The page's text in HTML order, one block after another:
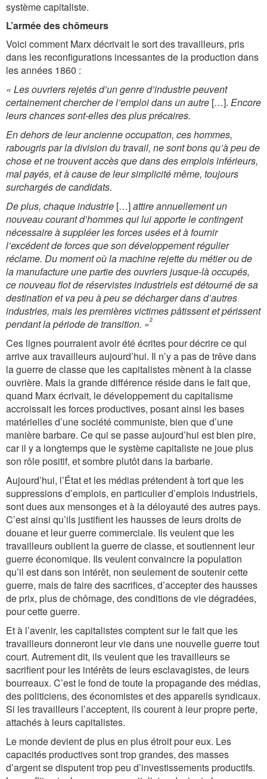
système capitaliste.
L’armée des chômeurs
Voici comment Marx décrivait le sort des travailleurs, pris
dans les reconfigurations incessantes de la production dans
les années 1860 :
« Les ouvriers rejetés d’un genre d’industrie peuvent
certainement chercher de l’emploi dans un autre […]. Encore
leurs chances sont-elles des plus précaires.
En dehors de leur ancienne occupation, ces hommes,
rabougris par la division du travail, ne sont bons qu’à peu de
chose et ne trouvent accès que dans des emplois inférieurs,
mal payés, et à cause de leur simplicité même, toujours
surchargés de candidats.
De plus, chaque industrie […]attire annuellement un
nouveau courant d’hommes qui lui apporte le contingent
nécessaire à suppléer les forces usées et à fournir
l’excédent de forces que son développement régulier
réclame. Du moment où la machine rejette du métier ou de
la manufacture une partie des ouvriers jusque-là occupés,
ce nouveau flot de réservistes industriels est détourné de sa
destination et va peu à peu se décharger dans d’autres
industries, mais les premières victimes pâtissent et périssent
pendant la période de transition. »2
Ces lignes pourraient avoir été écrites pour décrire ce qui
arrive aux travailleurs aujourd’hui. Il n’y a pas de trêve dans
la guerre de classe que les capitalistes mènent à la classe
ouvrière. Mais la grande différence réside dans le fait que,
quand Marx écrivait, le développement du capitalisme
accroissait les forces productives, posant ainsi les bases
matérielles d’une société communiste, bien que d’une
manière barbare. Ce qui se passe aujourd’hui est bien pire,
car il y a longtemps que le système capitaliste ne joue plus
son rôle positif, et sombre plutôt dans la barbarie.
Aujourd’hui, l’État et les médias prétendent à tort que les
suppressions d’emplois, en particulier d’emplois industriels,
sont dues aux mensonges et à la déloyauté des autres pays.
C’est ainsi qu’ils justifient les hausses de leurs droits de
douane et leur guerre commerciale. Ils veulent que les
travailleurs oublient la guerre de classe, et soutiennent leur
guerre économique. Ils veulent convaincre la population
qu’il est dans son intérêt, non seulement de soutenir cette
guerre, mais de faire des sacrifices, d’accepter des hausses
de prix, plus de chômage, des conditions de vie dégradées,
pour cette guerre.
Et à l’avenir, les capitalistes comptent sur le fait que les
travailleurs donneront leur vie dans une nouvelle guerre tout
court. Autrement dit, ils veulent que les travailleurs se
sacrifient pour les intérêts de leurs esclavagistes, de leurs
bourreaux. C’est le fond de toute la propagande des médias,
des politiciens, des économistes et des appareils syndicaux.
Si les travailleurs l’acceptent, ils courent à leur propre perte,
attachés à leurs capitalistes.
Le monde devient de plus en plus étroit pour eux. Les
capacités productives sont trop grandes, des masses
d’argent se disputent trop peu d’investissements productifs.